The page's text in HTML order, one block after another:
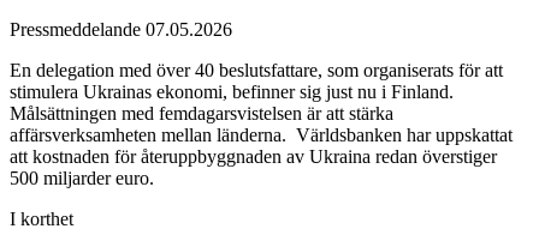
Pressmeddelande 07.05.2026
En delegation med över 40 beslutsfattare, som organiserats för att
stimulera Ukrainas ekonomi, befinner sig just nu i Finland.
Målsättningen med femdagarsvistelsen är att stärka
affärsverksamheten mellan länderna. Världsbanken har uppskattat
att kostnaden för återuppbyggnaden av Ukraina redan överstiger
500 miljarder euro.
I korthet